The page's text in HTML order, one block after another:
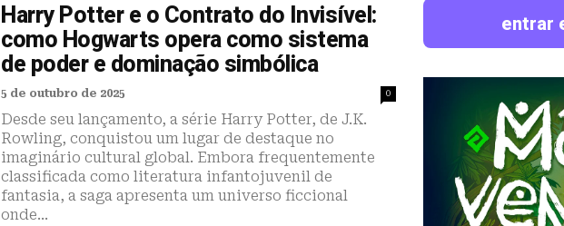
Harry Potter e o Contrato do Invisível:
como Hogwarts opera como sistema
de poder e dominação simbólica
5 de outubro de 2025 0
Desde seu lançamento, a série Harry Potter, de J.K.
Rowling, conquistou um lugar de destaque no
imaginário cultural global. Embora frequentemente
classificada como literatura infantojuvenil de
fantasia, a saga apresenta um universo ficcional
onde...
entrar